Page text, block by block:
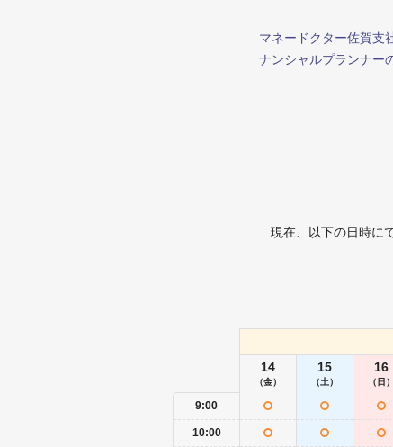
マネードクター佐賀支
ナンシャルプランナー
現在、以下の日時に
9:00
10:00
14
（金）
15
（土）
16
（日）